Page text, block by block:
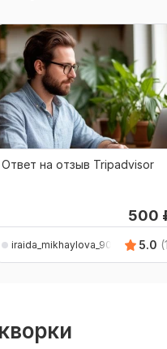
Ответ на отзыв Tripadvisor
500
iraida_mikhaylova_90 5.0